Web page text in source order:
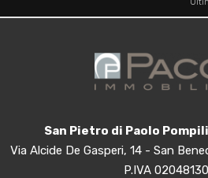
San Pietro di Paolo
Via Alcide De Gasperi, 14 - San
P.IVA